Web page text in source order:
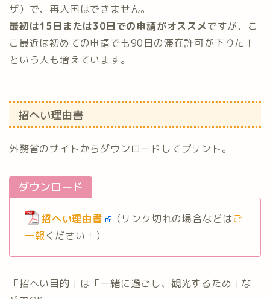
ザ）で、再入国はできません。
最初は15日または30日での申請がオススメですが、こ
こ最近は初めての申請でも90日の滞在許可が下りた！
という人も増えています。
招へい理由書
外務省のサイトからダウンロードしてプリント。
ダウンロード
招へい理由書 （リンク切れの場合などはご
一報ください！）
「招へい目的」は「一緒に過ごし、観光するため」な